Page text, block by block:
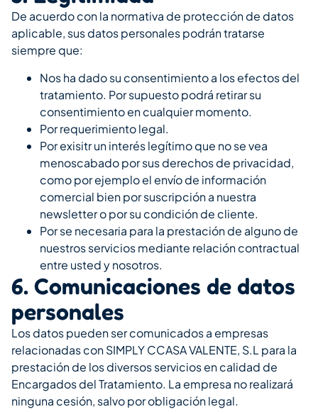
De acuerdo con la normativa de protección de datos
aplicable, sus datos personales podrán tratarse
siempre que:
Nos ha dado su consentimiento a los efectos del
tratamiento. Por supuesto podrá retirar su
consentimiento en cualquier momento.
Por requerimiento legal.
Por exisitr un interés legítimo que no se vea
menoscabado por sus derechos de privacidad,
como por ejemplo el envío de información
comercial bien por suscripción a nuestra
newsletter o por su condición de cliente.
Por se necesaria para la prestación de alguno de
nuestros servicios mediante relación contractual
entre usted y nosotros.
6. Comunicaciones de datos
personales
Los datos pueden ser comunicados a empresas
relacionadas con SIMPLY CCASA VALENTE, S.L para la
prestación de los diversos servicios en calidad de
Encargados del Tratamiento. La empresa no realizará
ninguna cesión, salvo por obligación legal.